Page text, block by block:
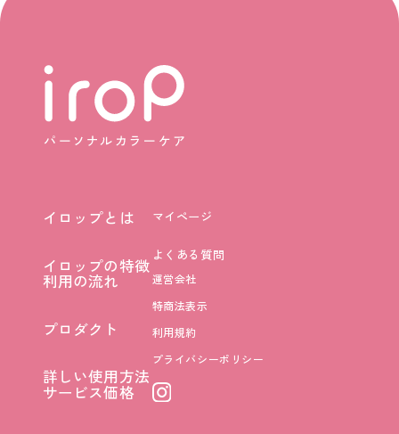
イロップとは
イロップの特徴
イロップの特徴
マイページ
よくある質問
利用の流れ
利用の流れ
プロダクト
詳しい使用方法
詳しい使用方法
運営会社
特商法表示
利用規約
プライバシーポリシー
サービス価格